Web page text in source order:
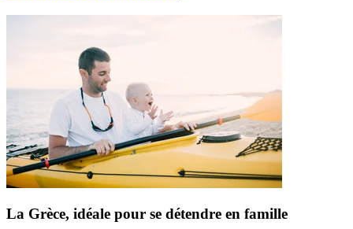
La Grèce, idéale pour se détendre en famille